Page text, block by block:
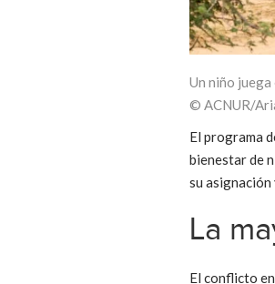
Un niño
© ACNUR/
El programa
bienestar de
su
La
El conflicto